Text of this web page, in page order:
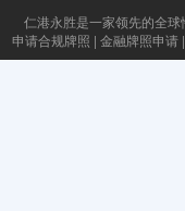
仁港永胜是一家领先的全
申请合规牌照 | 金融牌照申请 |